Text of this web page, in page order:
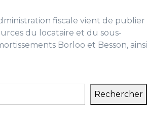
fiscale vient de publier
du locataire et du sous-
Borloo et Besson, ainsi
Rechercher